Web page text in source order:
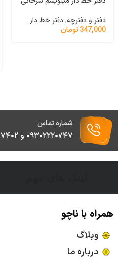
دفتر و دفترچه,دفتر خط دار
347,000تومان
شماره تماس
۰۹۳۰۲۲۲۰۷۴۷ و ۰۲۱۲۲۱۸۷۴۰۲
همراه با ناچو
وبلاگ
درباره ما